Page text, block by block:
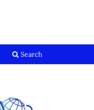
Search